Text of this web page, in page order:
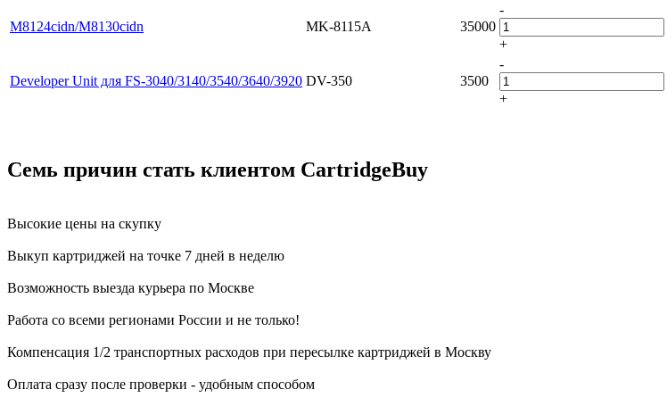
M8124cidn/M8130cidn MK-8115A 35000
-
+
Developer Unit для FS-3040/3140/3540/3640/3920 DV-350 3500
-
+
Семь причин стать клиентом CartridgeBuy
Высокие цены на скупку
Выкуп картриджей на точке 7 дней в неделю
Возможность выезда курьера по Москве
Работа со всеми регионами России и не только!
Компенсация 1/2 транспортных расходов при пересылке картриджей в Москву
Оплата сразу после проверки - удобным способом